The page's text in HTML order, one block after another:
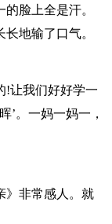
脸上全是汗。
地输了口气。
!让我们好好学一
’。一妈一妈一，
》非常感人。就